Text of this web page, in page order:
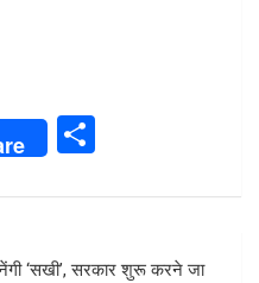
ar
‘सखी’, सरकार शुरू करने जा